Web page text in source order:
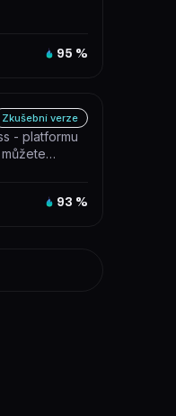
95 %
Zkušební verze
- platformu
a
93 %